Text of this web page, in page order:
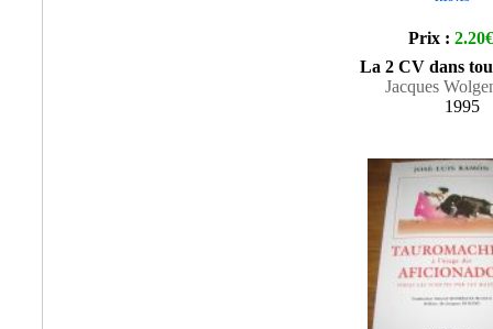
Prix : 2.20€
La 2 CV dans
Jacques
1995